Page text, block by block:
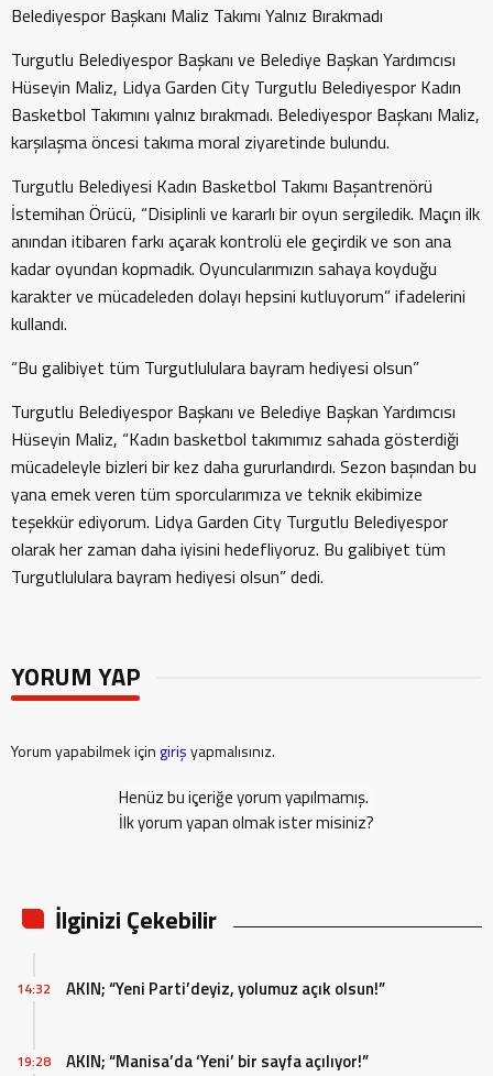
Belediyespor Başkanı Maliz Takımı Yalnız Bırakmadı
Turgutlu Belediyespor Başkanı ve Belediye Başkan Yardımcısı
Hüseyin Maliz, Lidya Garden City Turgutlu Belediyespor Kadın
Basketbol Takımını yalnız bırakmadı. Belediyespor Başkanı Maliz,
karşılaşma öncesi takıma moral ziyaretinde bulundu.
Turgutlu Belediyesi Kadın Basketbol Takımı Başantrenörü
İstemihan Örücü, “Disiplinli ve kararlı bir oyun sergiledik. Maçın ilk
anından itibaren farkı açarak kontrolü ele geçirdik ve son ana
kadar oyundan kopmadık. Oyuncularımızın sahaya koyduğu
karakter ve mücadeleden dolayı hepsini kutluyorum” ifadelerini
kullandı.
“Bu galibiyet tüm Turgutlululara bayram hediyesi olsun”
Turgutlu Belediyespor Başkanı ve Belediye Başkan Yardımcısı
Hüseyin Maliz, “Kadın basketbol takımımız sahada gösterdiği
mücadeleyle bizleri bir kez daha gururlandırdı. Sezon başından bu
yana emek veren tüm sporcularımıza ve teknik ekibimize
teşekkür ediyorum. Lidya Garden City Turgutlu Belediyespor
olarak her zaman daha iyisini hedefliyoruz. Bu galibiyet tüm
Turgutlululara bayram hediyesi olsun” dedi.
YORUM YAP
Yorum yapabilmek içingirişyapmalısınız.
Henüz bu içeriğe yorum yapılmamış.
İlk yorum yapan olmak ister misiniz?
İlginizi Çekebilir
AKIN; “Yeni Parti’deyiz, yolumuz açık olsun!”
14:32
AKIN; “Manisa’da ‘Yeni’ bir sayfa açılıyor!”
19:28